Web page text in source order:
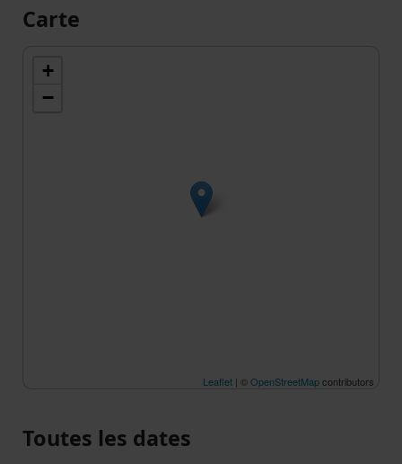
Carte
+
−
Leaflet | ©OpenStreetMapcontributors
Toutes les dates